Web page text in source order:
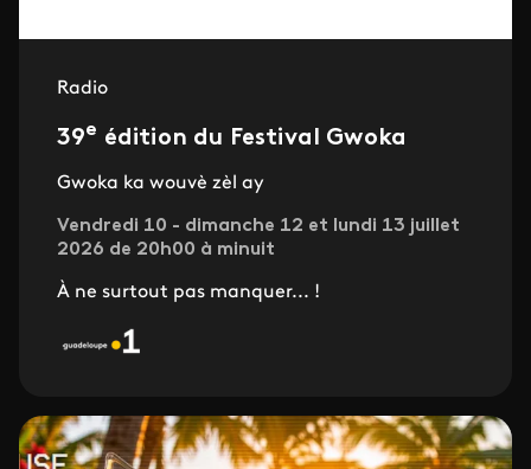
Radio
39e édition du Festival Gwoka
Gwoka ka wouvè zèl ay
Vendredi 10 - dimanche 12 et lundi 13 juillet
2026 de 20h00 à minuit
À ne surtout pas manquer... !